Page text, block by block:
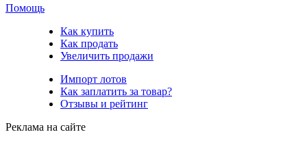
Помощь
Как купить
Как продать
Увеличить продажи
Импорт лотов
Как заплатить за товар?
Отзывы и рейтинг
Реклама на сайте